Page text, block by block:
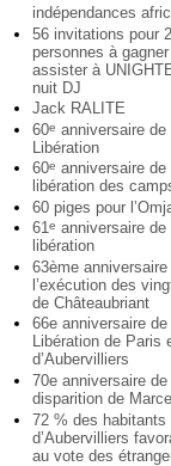
indépendances
56 invitations pour 2
personnes à
assister à
nuit DJ
Jack RALITE
60e anniversaire de
Libération
60e anniversaire de
libération des
60 piges pour
61e anniversaire de
libération
63ème anniversaire
l’exécution des
de Châteaubriant
66e anniversaire de
Libération de Paris
d’Aubervilliers
70e anniversaire de
disparition de
72 % des habitants
d’Aubervilliers
au vote des